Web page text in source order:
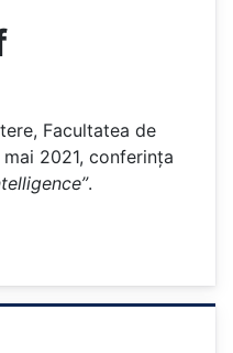
Facultatea de
2021, conferința
.